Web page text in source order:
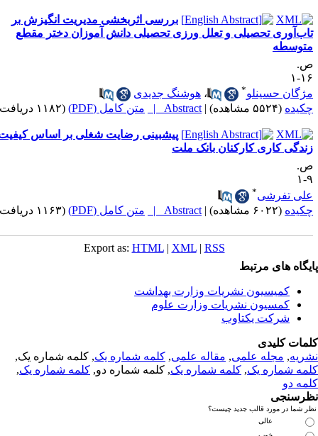
بررسی اثربخشی مدیریت انگیزش بر
تحصیلی و تعلل ورزی تحصیلی دانش آموزان دختر مقطع
۱
حسینلو* ،هوشنگ جدیدی
(۵۵۲۴ مشاهده) |
Abstract | متن کامل (PDF) (۱۱۸۲ دریافت)
پیشبینی رضایت شغلی بر اساس کیفیت
کاری کارکنان بانک ملت
تفرشی
(۶۰۲۲ مشاهده) |
Abstract | متن کامل (PDF) (۱۱۶۳ دریافت)
Export as:HTML |XML|RSS
های مرتبط
کمیسیون نشریات وزارت بهداشت
کمسیون نشریات وزارت علوم
شرکت یکتاوب
کلیدی
,مجله علمی, مقاله علمی, کلمه شماره یک, کلمه شماره یک,
شماره یک,کلمه شماره یک, کلمه شماره دو,کلمه شماره یک,
دو
شما در مورد قالب جدید چیست؟
عالی